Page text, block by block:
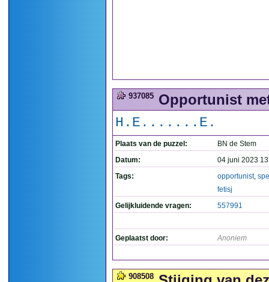
937085 Opportunist
H.E.......E.
Plaats van de puzzel:
BN de Stem
Datum:
04 juni 2023
Tags:
opportunist,
fetisj
Gelijkluidende vragen:
557991
Geplaatst door: Anoniem
908508